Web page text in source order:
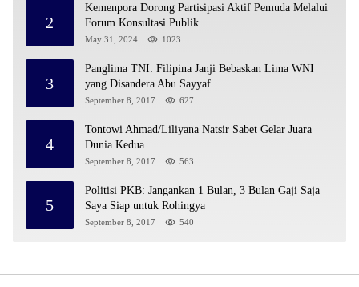
2
Kemenpora Dorong Partisipasi Aktif Pemuda Melalui
Forum Konsultasi Publik
May 31, 2024 1023
3
Panglima TNI: Filipina Janji Bebaskan Lima WNI
yang Disandera Abu Sayyaf
September 8, 2017 627
4
Tontowi Ahmad/Liliyana Natsir Sabet Gelar Juara
Dunia Kedua
September 8, 2017 563
5
Politisi PKB: Jangankan 1 Bulan, 3 Bulan Gaji Saja
Saya Siap untuk Rohingya
September 8, 2017 540